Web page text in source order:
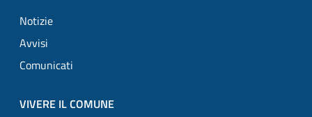
Notizie
Avvisi
Comunicati
VIVERE IL COMUNE